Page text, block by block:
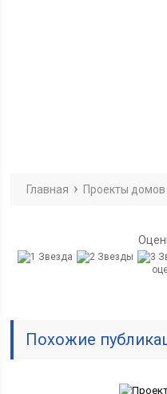
Главная Проекты домов
Похожие